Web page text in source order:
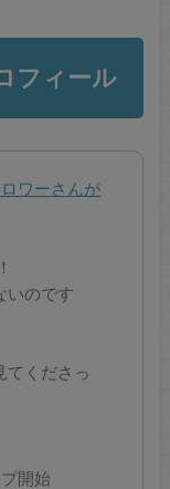
フィール
ワーさんが
いのです
てくださっ
開始